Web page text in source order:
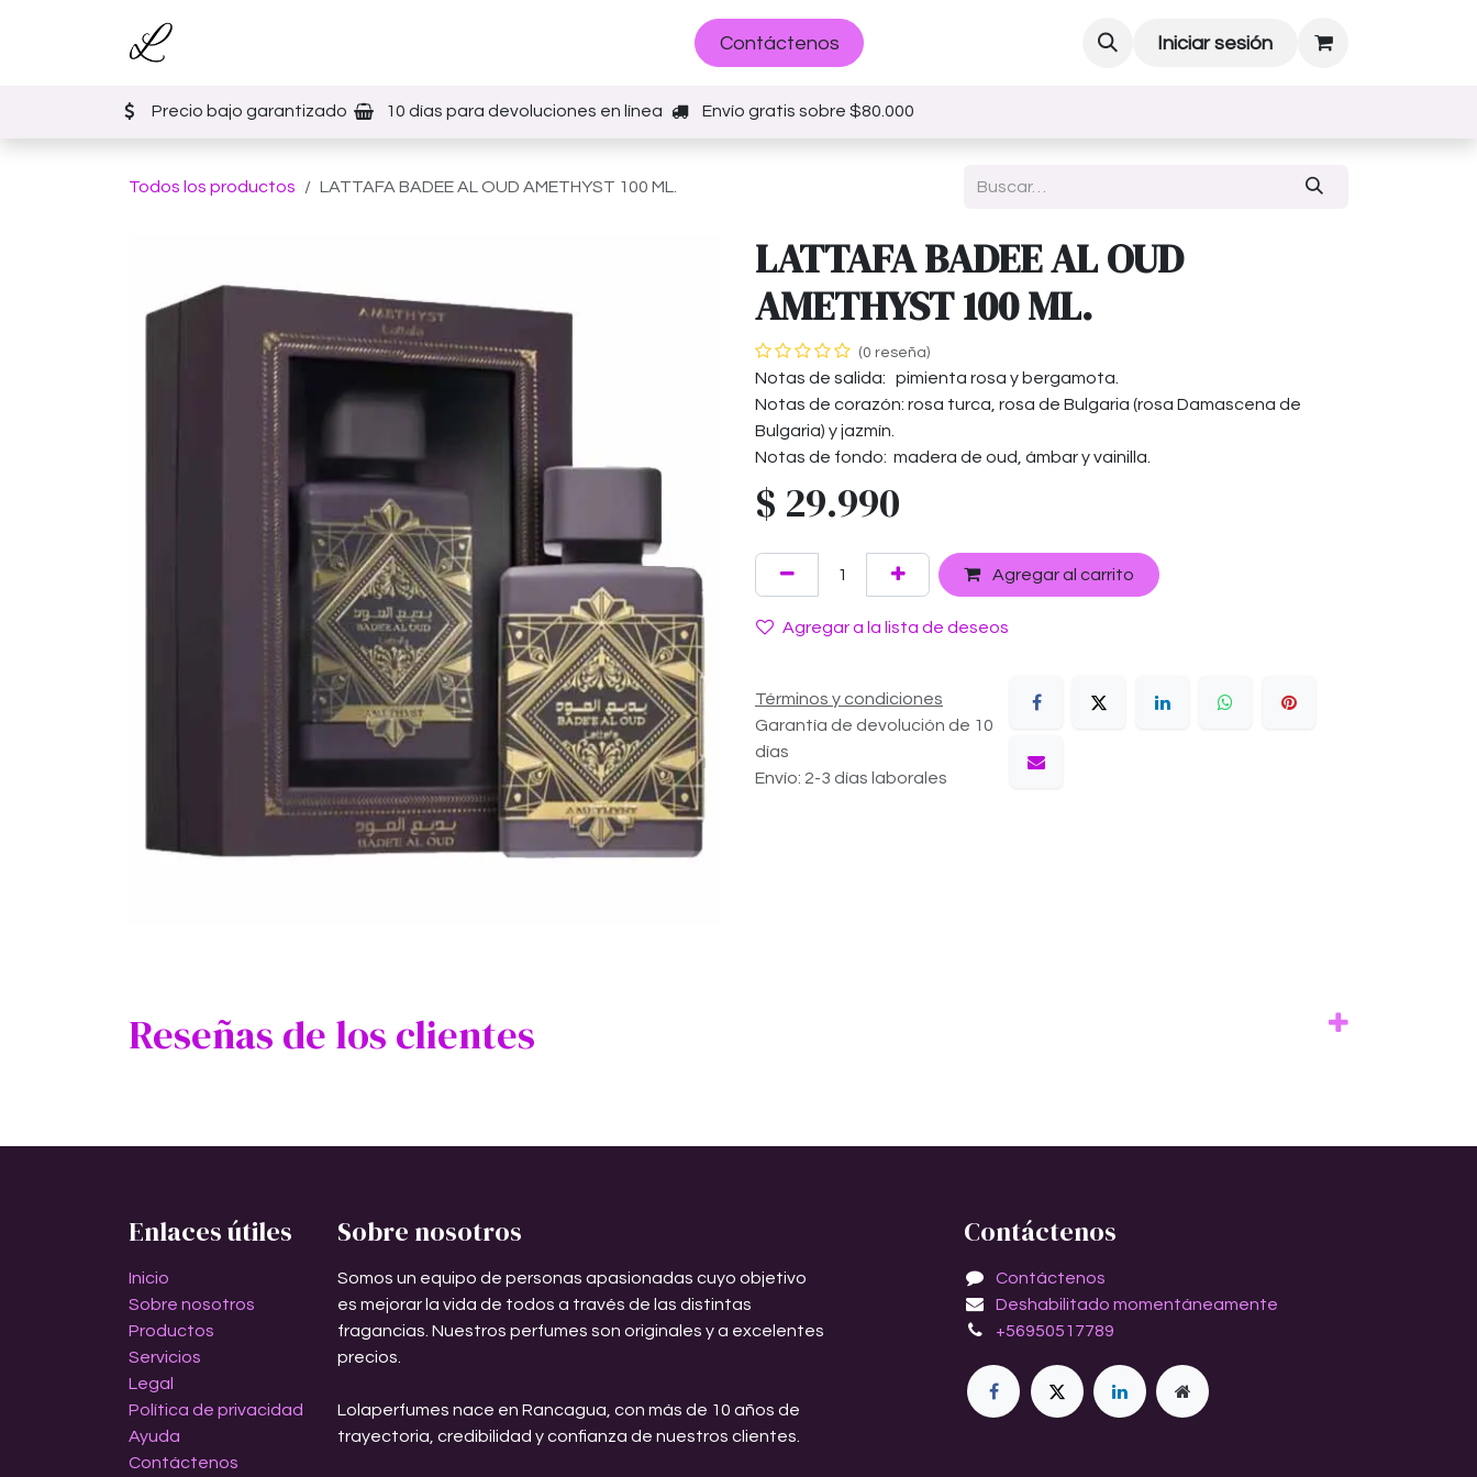
Contáctenos Iniciar sesión
Precio bajo garantizado 10 días para devoluciones en línea Envío gratis sobre $80.000
Todos los productos LATTAFA BADEE AL OUD AMETHYST 100 ML.
LATTAFA BADEE AL OUD
AMETHYST 100 ML.
(0 reseña)
Notas de salida: pimienta rosa y bergamota.
Notas de corazón: rosa turca, rosa de Bulgaria (rosa Damascena de
Bulgaria) y jazmín.
Notas de fondo: madera de oud, ámbar y vainilla.
$ 29.990
Agregar al carrito
Agregar a la lista de deseos
Términos y condiciones
Garantía de devolución de 10
días
Envío: 2-3 días laborales
Reseñas de los clientes
Enlaces útiles
Inicio
Sobre nosotros
Productos
Servicios
Legal
Política de privacidad
Ayuda
Contáctenos
Sobre nosotros
Somos un equipo de personas apasionadas cuyo objetivo
es mejorar la vida de todos a través de las distintas
fragancias. Nuestros perfumes son originales y a excelentes
precios.
Lolaperfumes nace en Rancagua, con más de 10 años de
trayectoria, credibilidad y confianza de nuestros clientes.
Contáctenos
Contáctenos
Deshabilitado momentáneamente
+56950517789